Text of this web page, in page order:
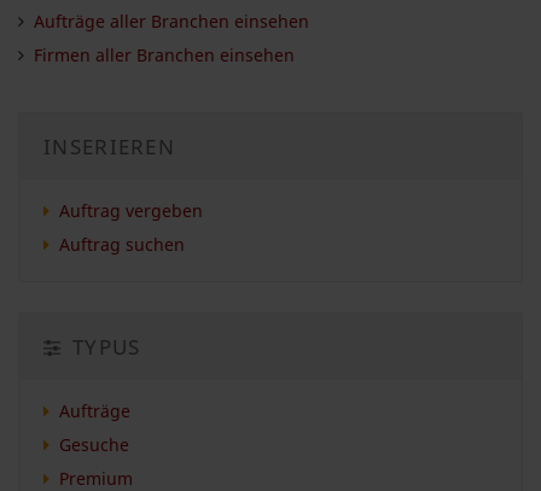
Aufträge aller Branchen einsehen
Firmen aller Branchen einsehen
INSERIEREN
Auftrag vergeben
Auftrag suchen
TYPUS
Aufträge
Gesuche
Premium